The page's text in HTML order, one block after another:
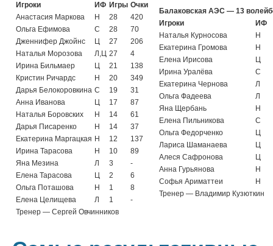
Игроки
ИФ Игры Очки
Анастасия Маркова
Н 28
420
Ольга Ефимова
С 28
70
Дженнифер Джойнс
Ц 27
206
Наталья Морозова
Л,Ц 27
4
Ирина Бильмаер
Ц 21
138
Кристин Ричардс
Н 20
349
Дарья Белокоровкина С 19
31
Анна Иванова
Ц 17
87
Наталья Боровских
Н 14
61
Дарья Писаренко
Н 14
37
Екатерина Маргацкая Н 12
137
Ирина Тарасова
Н 10
89
Яна Мезина
Л 3
-
Елена Тарасова
Ц 2
6
Ольга Поташова
Н 1
8
Елена Целищева
Л 1
-
Тренер — Сергей Овчинников
Балаковская АЭС — 13
Игроки
ИФ
Наталья Курносова
Н
Екатерина Громова
Н
Елена Ирисова
Ц
Ирина Уралёва
С
Екатерина Чернова
Л
Ольга Фадеева
Л
Яна Щербань
Н
Елена Пильникова
С
Ольга Федорченко
Ц
Лариса Шаманаева
Ц
Алеся Сафронова
Ц
Анна Гурьянова
Н
Софья Ариматтеи
Н
Тренер — Владимир Кузюткин